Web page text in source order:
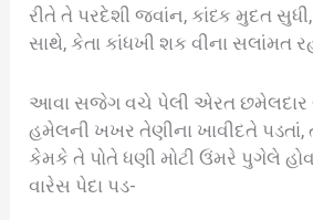
રીતે તે પરદેશી જવાંન, કાંધ્ક મુદત સુધી,
સાથે, કેતા કાંધખી શક વીના સલાંમત
આવા સજેગ વચે પેલી એરત છમેલદાર
હમેલની ખખર તેણીના ખાવીદતે
કેમકે તે પોતે ધણી મોટી ઉંમરે પુગેલે
વારેસ પેદા પડ-